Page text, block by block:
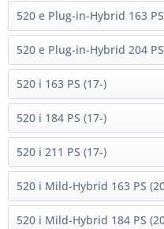
520 e Plug-in-Hybrid 163
520 e Plug-in-Hybrid 204
520 i 163 PS (17-)
520 i 184 PS (17-)
520 i 211 PS (17-)
520 i Mild-Hybrid 163 PS
520 i Mild-Hybrid 184 PS